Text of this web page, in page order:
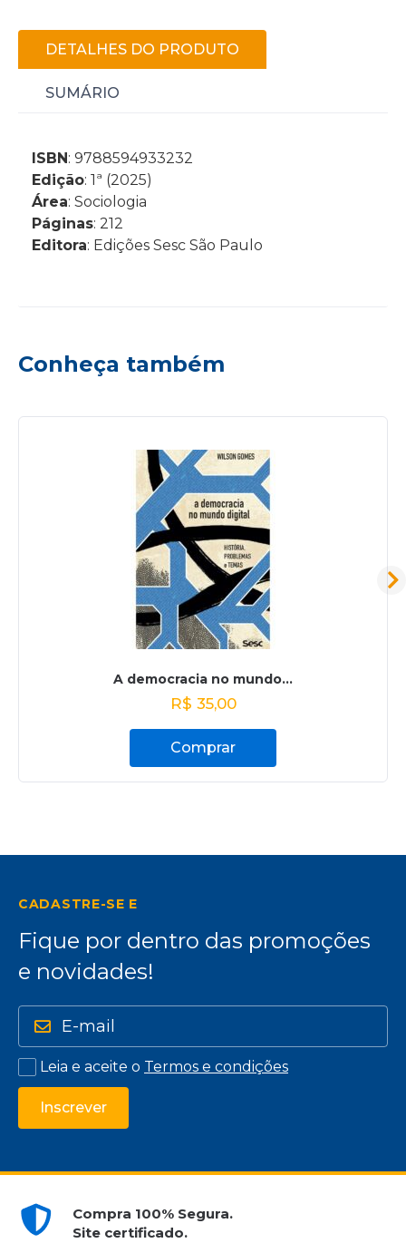
DETALHES DO PRODUTO
SUMÁRIO
ISBN: 9788594933232
Edição: 1ª (2025)
Área: Sociologia
Páginas: 212
Editora: Edições Sesc São Paulo
Conheça também
A democracia no mundo...
R$ 35,00
Comprar
CADASTRE-SE E
Fique por dentro das promoções
e novidades!
Leia e aceite o Termos e condições
Inscrever
Compra 100% Segura.
Site certificado.